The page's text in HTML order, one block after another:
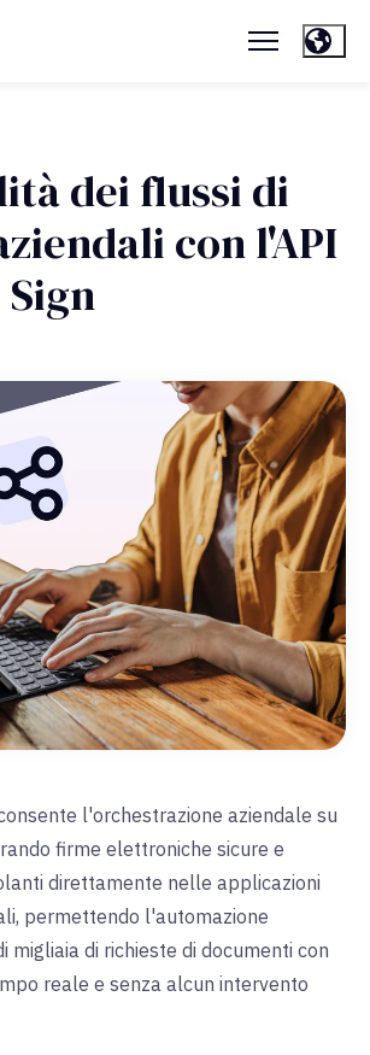
dei flussi di
con l'API
l'orchestrazione aziendale su
firme elettroniche sicure e
direttamente nelle applicazioni
permettendo l'automazione
migliaia di richieste di documenti con
reale e senza alcun intervento